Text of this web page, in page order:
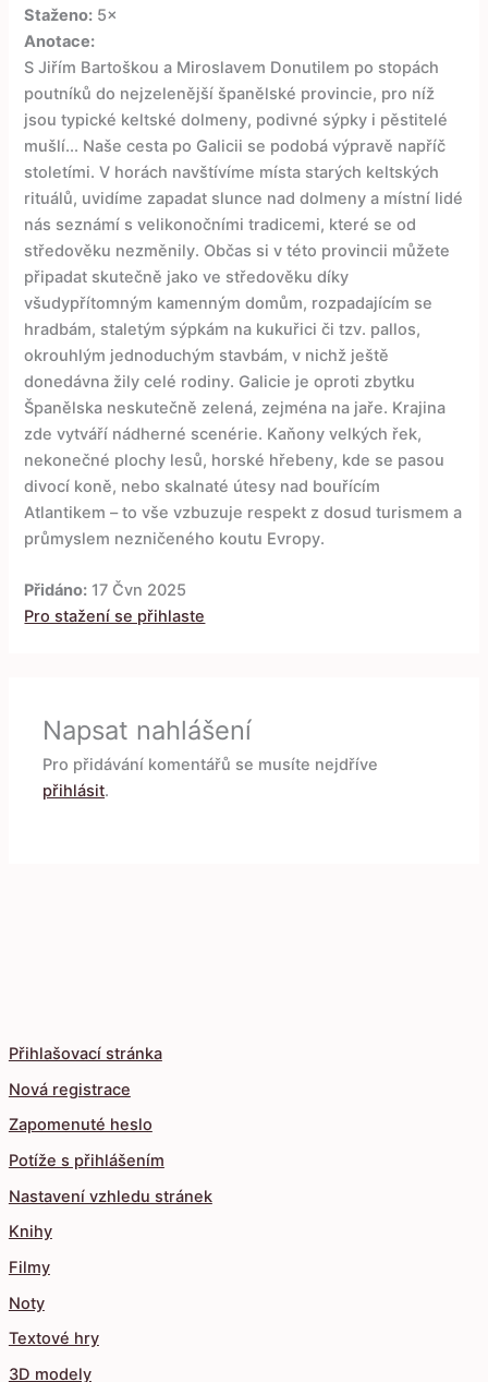
Přihlašovací stránka
Nová registrace
Zapomenuté heslo
Potíže s přihlášením
Nastavení vzhledu stránek
Knihy
Filmy
Noty
Textové hry
3D modely
Staženo: 5×
Anotace:
S Jiřím Bartoškou a Miroslavem Donutilem po stopách
poutníků do nejzelenější španělské provincie, pro níž
jsou typické keltské dolmeny, podivné sýpky i pěstitelé
mušlí... Naše cesta po Galicii se podobá výpravě napříč
stoletími. V horách navštívíme místa starých keltských
rituálů, uvidíme zapadat slunce nad dolmeny a místní lidé
nás seznámí s velikonočními tradicemi, které se od
středověku nezměnily. Občas si v této provincii můžete
připadat skutečně jako ve středověku díky
všudypřítomným kamenným domům, rozpadajícím se
hradbám, staletým sýpkám na kukuřici či tzv. pallos,
okrouhlým jednoduchým stavbám, v nichž ještě
donedávna žily celé rodiny. Galicie je oproti zbytku
Španělska neskutečně zelená, zejména na jaře. Krajina
zde vytváří nádherné scenérie. Kaňony velkých řek,
nekonečné plochy lesů, horské hřebeny, kde se pasou
divocí koně, nebo skalnaté útesy nad bouřícím
Atlantikem – to vše vzbuzuje respekt z dosud turismem a
průmyslem nezničeného koutu Evropy.
Přidáno: 17 Čvn 2025
Pro stažení se přihlaste
Napsat nahlášení
Pro přidávání komentářů se musíte nejdříve
přihlásit.